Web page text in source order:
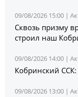
09/08/2026 15:00 |
Сквозь призму
строил наш
09/08/2026 14:00 |
Кобринский ССК:
09/08/2026 13:00 |